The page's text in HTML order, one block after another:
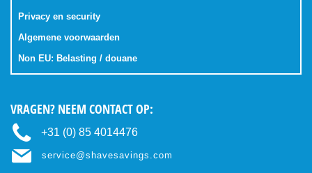
Privacy en security
Algemene voorwaarden
Non EU: Belasting / douane
VRAGEN? NEEM CONTACT OP:
+31 (0) 85 4014476
service@shavesavings.com